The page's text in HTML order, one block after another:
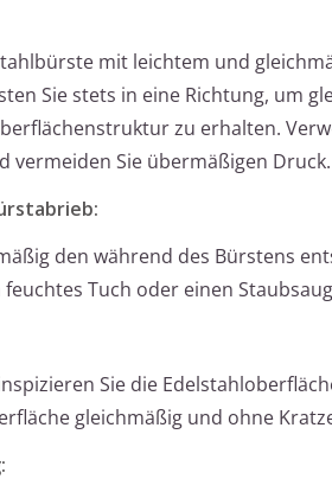
mit leichtem und
Sie stets in eine Richtung, um
zu erhalten.
vermeiden Sie übermäßigen Druck.
den während des Bürstens
feuchtes Tuch oder einen
Sie die
gleichmäßig und ohne